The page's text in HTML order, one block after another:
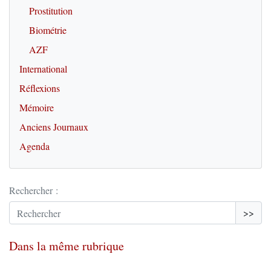
Prostitution
Biométrie
AZF
International
Réflexions
Mémoire
Anciens Journaux
Agenda
Rechercher :
>>
Dans la même rubrique